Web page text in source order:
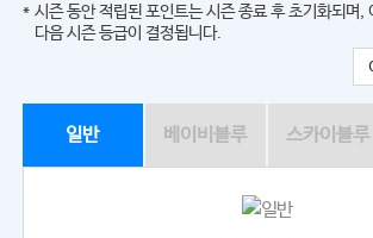
시즌 동안 적립된 포인트는 시즌 종료 후 초기화되며,
다음 시즌 등급이 결정됩니다.
일반 베이비블루 스카이블루